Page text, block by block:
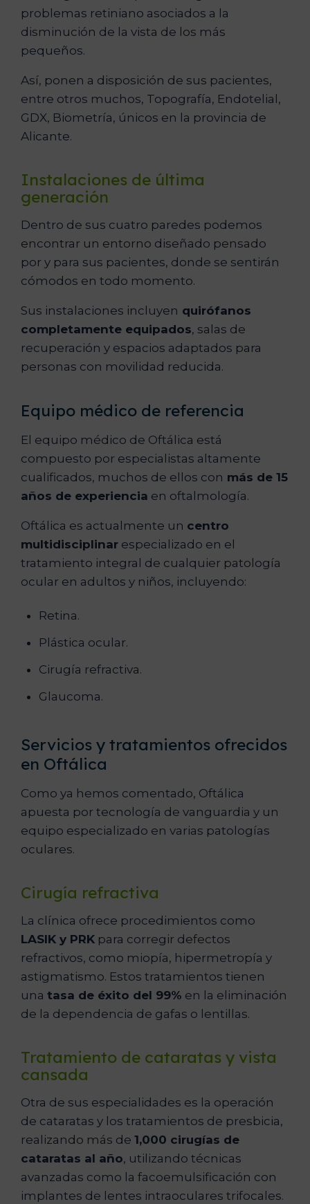
problemas retiniano asociados a la
disminución de la vista de los más
pequeños.
Así, ponen a disposición de sus pacientes,
entre otros muchos, Topografía, Endotelial,
GDX, Biometría, únicos en la provincia de
Alicante.
Instalaciones de última
generación
Dentro de sus cuatro paredes podemos
encontrar un entorno diseñado pensado
por y para sus pacientes, donde se sentirán
cómodos en todo momento.
Sus instalaciones incluyen quirófanos
completamente equipados, salas de
recuperación y espacios adaptados para
personas con movilidad reducida.
Equipo médico de referencia
El equipo médico de Oftálica está
compuesto por especialistas altamente
cualificados, muchos de ellos con más de 15
años de experiencia en oftalmología.
Oftálica es actualmente un centro
multidisciplinar especializado en el
tratamiento integral de cualquier patología
ocular en adultos y niños, incluyendo:
Retina.
Plástica ocular.
Cirugía refractiva.
Glaucoma.
Servicios y tratamientos ofrecidos
en Oftálica
Como ya hemos comentado, Oftálica
apuesta por tecnología de vanguardia y un
equipo especializado en varias patologías
oculares.
Cirugía refractiva
La clínica ofrece procedimientos como
LASIK y PRK para corregir defectos
refractivos, como miopía, hipermetropía y
astigmatismo. Estos tratamientos tienen
una tasa de éxito del 99% en la eliminación
de la dependencia de gafas o lentillas.
Tratamiento de cataratas y vista
cansada
Otra de sus especialidades es la operación
de cataratas y los tratamientos de presbicia,
realizando más de 1,000 cirugías de
cataratas al año, utilizando técnicas
avanzadas como la facoemulsificación con
implantes de lentes intraoculares trifocales.